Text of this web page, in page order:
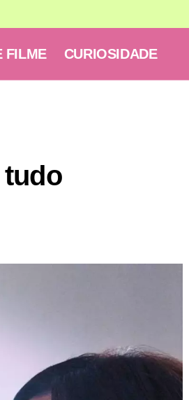
FILME CURIOSIDADE
tudo